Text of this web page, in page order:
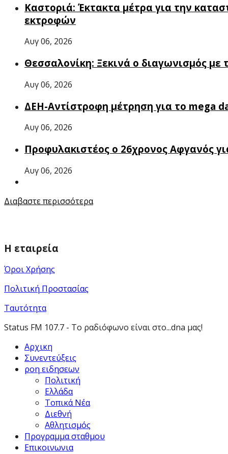
Καστοριά: Έκτακτα μέτρα για την
εκτροφών
Αυγ 06, 2026
Θεσσαλονίκη: Ξεκινά ο διαγωνισμός με
Αυγ 06, 2026
ΔΕΗ-Aντίστροφη μέτρηση για το mega
Αυγ 06, 2026
Προφυλακιστέος ο 26χρονος Αφγανός
Αυγ 06, 2026
Διαβαστε περισσότερα
Η εταιρεία
Όροι Χρήσης
Πολιτική Προστασίας
Ταυτότητα
Status FM 107.7 - Το ραδιόφωνο είναι στο...dna μας!
Αρχικη
Συνεντεύξεις
ροη ειδησεων
Πολιτική
Ελλάδα
Τοπικά Νέα
Διεθνή
Αθλητισμός
Προγραμμα σταθμου
Επικοινωνια